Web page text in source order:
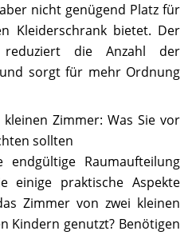
nicht genügend Platz für
Kleiderschrank bietet. Der
reduziert die Anzahl der
sorgt für mehr Ordnung
Zimmer: Was Sie vor
sollten
Raumaufteilung
einige praktische Aspekte
Zimmer von zwei kleinen
Kindern genutzt? Benötigen